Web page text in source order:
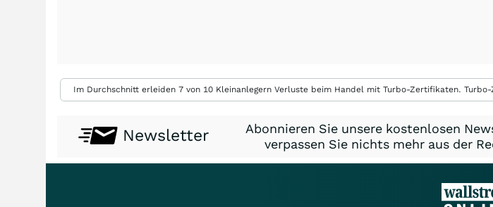
Im Durchschnitt erleiden 7 von 10 Kleinanlegern Verluste beim Handel mit Turbo-Zertifikaten.
Newsletter
Abonnieren Sie unsere kostenlosen
verpassen Sie nichts mehr aus der